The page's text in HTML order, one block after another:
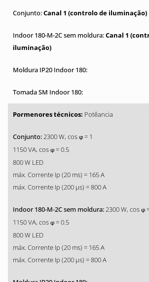
Canal 1 (controlo de iluminação)
Canal 1
iluminação)
Potêancia
2300 W, cos φ = 1
1150 VA, cos φ = 0.5
800 W LED
máx. Corrente Ip (20 ms) = 165 A
máx. Corrente Ip (200 µs) = 800 A
2300 W, cos φ
1150 VA, cos φ = 0.5
800 W LED
máx. Corrente Ip (20 ms) = 165 A
máx. Corrente Ip (200 µs) = 800 A